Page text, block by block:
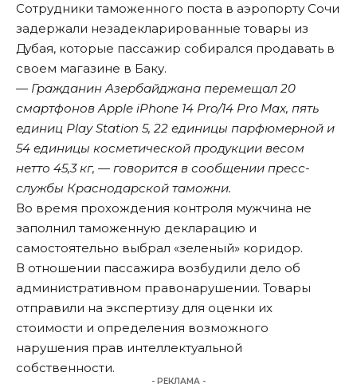
Сотрудники таможенного поста в аэропорту Сочи
задержали незадекларированные товары из
Дубая, которые пассажир собирался продавать в
своем магазине в Баку.
— Гражданин Азербайджана перемещал 20
смартфонов Apple iPhone 14 Pro/14 Pro Max, пять
единиц Рlay Station 5, 22 единицы парфюмерной и
54 единицы косметической продукции весом
нетто 45,3 кг, — говорится в сообщении пресс-
службы Краснодарской таможни.
Во время прохождения контроля мужчина не
заполнил таможенную декларацию и
самостоятельно выбрал «зеленый» коридор.
В отношении пассажира возбудили дело об
административном правонарушении. Товары
отправили на экспертизу для оценки их
стоимости и определения возможного
нарушения прав интеллектуальной
собственности.
- РЕКЛАМА -